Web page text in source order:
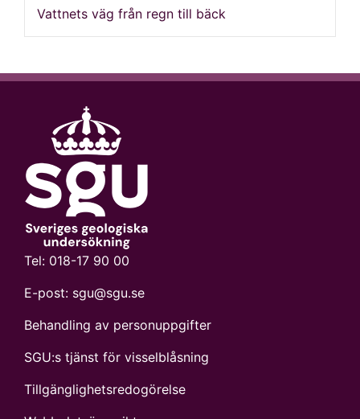
Vattnets väg från regn till bäck
Tel: 018-17 90 00
E-post: sgu@sgu.se
Behandling av personuppgifter
SGU:s tjänst för visselblåsning
Tillgänglighetsredogörelse